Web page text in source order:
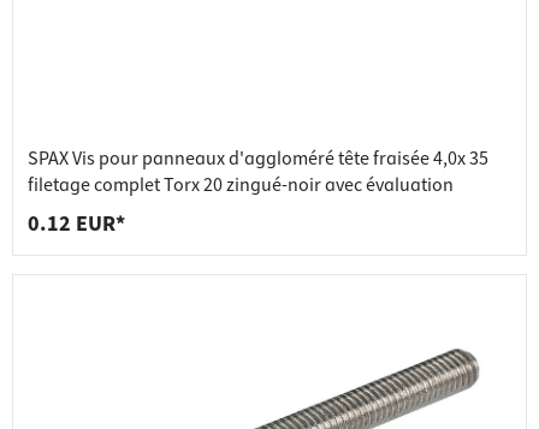
SPAX Vis pour panneaux d'aggloméré tête fraisée 4,0x 35
filetage complet Torx 20 zingué-noir avec évaluation
0.12 EUR*